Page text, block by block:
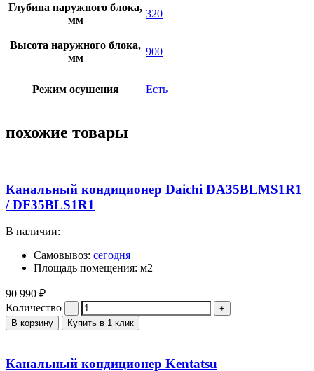
Глубина наружного блока,
мм
320
Высота наружного блока,
мм
900
Режим осушения Есть
похожие товары
Канальный кондиционер Daichi DA35BLMS1R1
/ DF35BLS1R1
В наличии:
Самовывоз: сегодня
Площадь помещения: м2
90 990 ₽
Количество
В корзину Купить в 1 клик
Канальный кондиционер Kentatsu